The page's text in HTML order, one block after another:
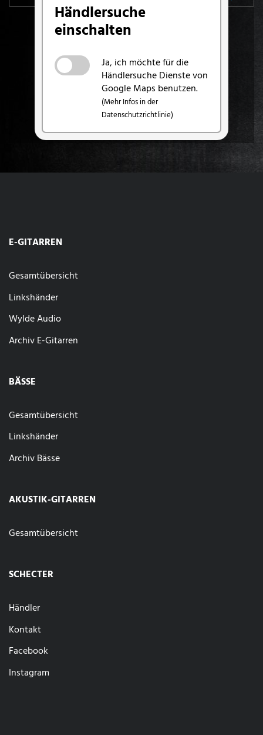
Händlersuche
einschalten
Ja, ich möchte für die
Händlersuche Dienste von
Google Maps benutzen.
(Mehr Infos in der
Datenschutzrichtlinie)
E-GITARREN
Gesamtübersicht
Linkshänder
Wylde Audio
Archiv E-Gitarren
BÄSSE
Gesamtübersicht
Linkshänder
Archiv Bässe
AKUSTIK-GITARREN
Gesamtübersicht
SCHECTER
Händler
Kontakt
Facebook
Instagram